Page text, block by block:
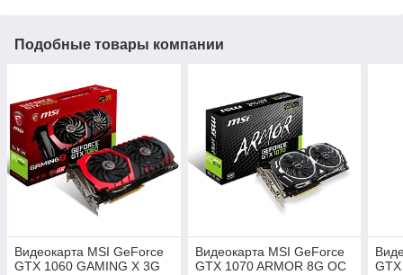
Подобные товары компании
Видеокарта MSI GeForce
GTX 1060 GAMING X 3G
Видеокарта MSI GeForce
GTX 1070 ARMOR 8G OC